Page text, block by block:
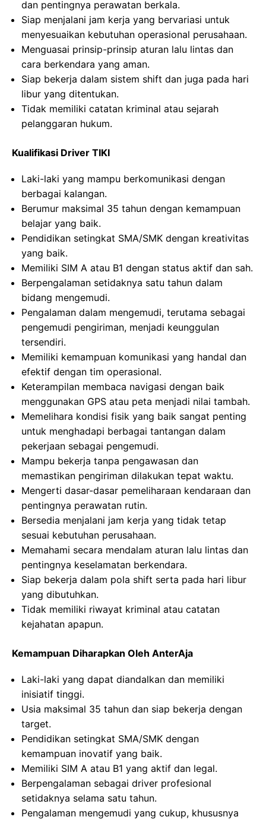
dan pentingnya perawatan berkala.
Siap menjalani jam kerja yang bervariasi untuk
menyesuaikan kebutuhan operasional perusahaan.
Menguasai prinsip-prinsip aturan lalu lintas dan
cara berkendara yang aman.
Siap bekerja dalam sistem shift dan juga pada hari
libur yang ditentukan.
Tidak memiliki catatan kriminal atau sejarah
pelanggaran hukum.
Kualifikasi Driver TIKI
Laki-laki yang mampu berkomunikasi dengan
berbagai kalangan.
Berumur maksimal 35 tahun dengan kemampuan
belajar yang baik.
Pendidikan setingkat SMA/SMK dengan kreativitas
yang baik.
Memiliki SIM A atau B1 dengan status aktif dan sah.
Berpengalaman setidaknya satu tahun dalam
bidang mengemudi.
Pengalaman dalam mengemudi, terutama sebagai
pengemudi pengiriman, menjadi keunggulan
tersendiri.
Memiliki kemampuan komunikasi yang handal dan
efektif dengan tim operasional.
Keterampilan membaca navigasi dengan baik
menggunakan GPS atau peta menjadi nilai tambah.
Memelihara kondisi fisik yang baik sangat penting
untuk menghadapi berbagai tantangan dalam
pekerjaan sebagai pengemudi.
Mampu bekerja tanpa pengawasan dan
memastikan pengiriman dilakukan tepat waktu.
Mengerti dasar-dasar pemeliharaan kendaraan dan
pentingnya perawatan rutin.
Bersedia menjalani jam kerja yang tidak tetap
sesuai kebutuhan perusahaan.
Memahami secara mendalam aturan lalu lintas dan
pentingnya keselamatan berkendara.
Siap bekerja dalam pola shift serta pada hari libur
yang dibutuhkan.
Tidak memiliki riwayat kriminal atau catatan
kejahatan apapun.
Kemampuan Diharapkan Oleh AnterAja
Laki-laki yang dapat diandalkan dan memiliki
inisiatif tinggi.
Usia maksimal 35 tahun dan siap bekerja dengan
target.
Pendidikan setingkat SMA/SMK dengan
kemampuan inovatif yang baik.
Memiliki SIM A atau B1 yang aktif dan legal.
Berpengalaman sebagai driver profesional
setidaknya selama satu tahun.
Pengalaman mengemudi yang cukup, khususnya